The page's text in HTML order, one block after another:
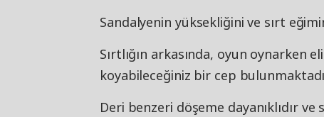
Sandalyenin yüksekliğini ve sırt
Sırtlığın arkasında, oyun oynarken
koyabileceğiniz bir cep
Deri benzeri döşeme dayanıklıdır ve